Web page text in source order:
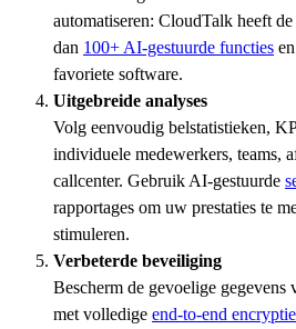
automatiseren: CloudTalk heeft
dan 100+ AI-gestuurde functies en
favoriete software.
Uitgebreide analyses
Volg eenvoudig belstatistieken,
individuele medewerkers, teams,
callcenter. Gebruik AI-gestuurde
rapportages om uw prestaties te
stimuleren.
Verbeterde beveiliging
Bescherm de gevoelige
met volledige end-to-end encryptie